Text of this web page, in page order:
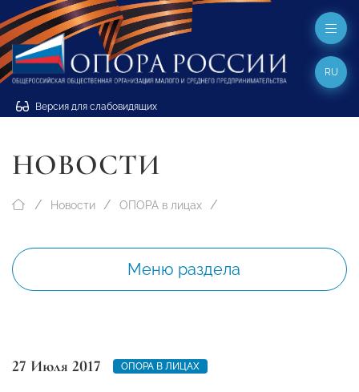
Версия для слабовидящих
RU
НОВОСТИ
Новости ОПОРА в лицах
Меню раздела
27 Июля 2017 ОПОРА В ЛИЦАХ